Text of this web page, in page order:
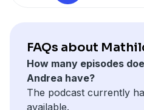
kunder. Efter gratisperioden
kr/mån. Ingen bindningstid.
Hosted on Acast. See
information.
FAQs about
How many episodes
Andrea have?
The podcast currently
available.